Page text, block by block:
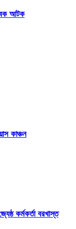
আটক
কাঞ্চন
কর্মকর্তা বরখাস্ত